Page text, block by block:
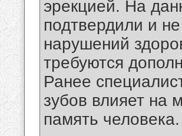
эрекцией. На
подтвердили и
нарушений
требуются
Ранее
зубов влияет на
память человека.